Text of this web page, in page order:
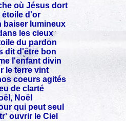
où Jésus dort
étoile d'or
baiser lumineux
les cieux
du pardon
dit d'être bon
l'enfant divin
le terre vint
coeurs agités
de clarté
Noël
qui peut seul
ouvrir le Ciel